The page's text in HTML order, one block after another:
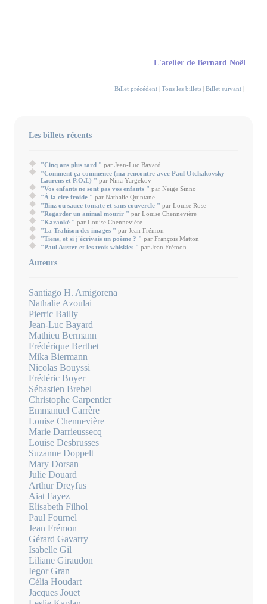
L'atelier de Bernard Noël
Billet précédent |Tous les billets | Billet suivant |
Les billets récents
"Cinq ans plus tard " par Jean-Luc Bayard
"Comment ça commence (ma rencontre avec Paul Otchakovsky-
Laurens et P.O.L) " par Nina Yargekov
"Vos enfants ne sont pas vos enfants " par Neige Sinno
"À la cire froide " par Nathalie Quintane
"Binz ou sauce tomate et sans couvercle " par Louise Rose
"Regarder un animal mourir " par Louise Chennevière
"Karaoké " par Louise Chennevière
"La Trahison des images " par Jean Frémon
"Tiens, et si j'écrivais un poème ? " par François Matton
"Paul Auster et les trois whiskies " par Jean Frémon
Auteurs
Santiago H. Amigorena
Nathalie Azoulai
Pierric Bailly
Jean-Luc Bayard
Mathieu Bermann
Frédérique Berthet
Mika Biermann
Nicolas Bouyssi
Frédéric Boyer
Sébastien Brebel
Christophe Carpentier
Emmanuel Carrère
Louise Chennevière
Marie Darrieussecq
Louise Desbrusses
Suzanne Doppelt
Mary Dorsan
Julie Douard
Arthur Dreyfus
Aiat Fayez
Elisabeth Filhol
Paul Fournel
Jean Frémon
Gérard Gavarry
Isabelle Gil
Liliane Giraudon
Iegor Gran
Célia Houdart
Jacques Jouet